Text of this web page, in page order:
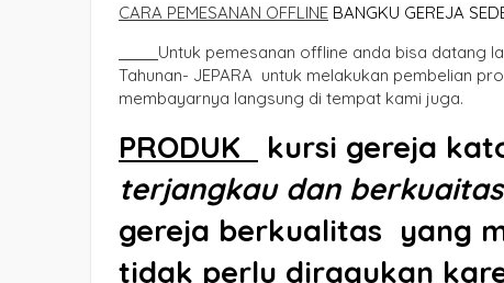
CARA PEMESANAN OFFLINE BANGKU GEREJA
Untuk pemesanan offline anda bisa datang
Tahunan- JEPARA untuk melakukan pembelian
membayarnya langsung di tempat kami juga.
PRODUK kursi gereja
terjangkau dan berkuaitas
gereja berkualitas yang
tidak perlu diragukan